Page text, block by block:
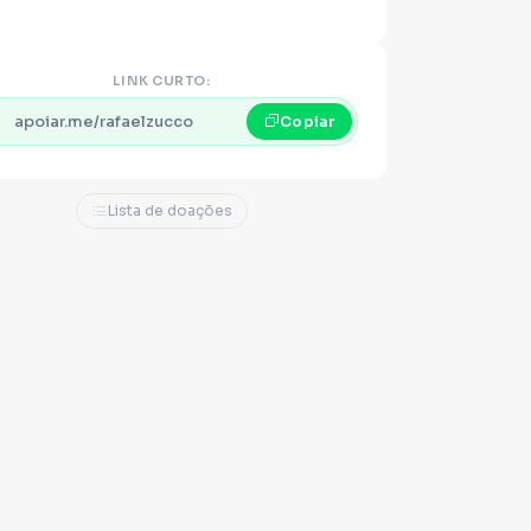
LINK CURTO:
apoiar.me/rafaelzucco Copiar
Lista de doações